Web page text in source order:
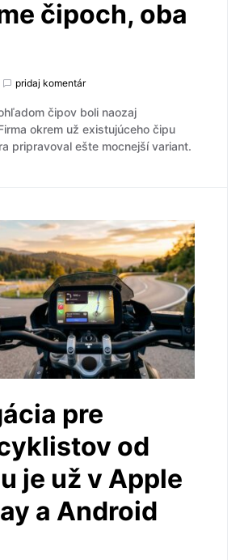
čipoch, oba
pridaj komentár
čipov boli naozaj
okrem už existujúceho čipu
pripravoval ešte mocnejší variant.
pre
od
je už v Apple
a Android